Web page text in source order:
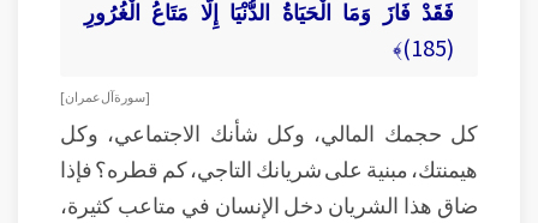
فَقَدْ فَازَ وَمَا الْحَيَاةُ الدُّنْيَا إِلَّا مَتَاعُ الْغُرُورِ
(185)﴾
[ سورة آل عمران ]
كل حجمك المالي، وكل شأنك الاجتماعي، وكل
هيمنتك، مبنية على شريانك التاجي، كم قطره؟ فإذا
ضاق هذا الشريان دخل الإنسان في متاعب كثيرة،